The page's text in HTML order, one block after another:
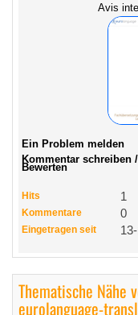
Avis
Ein Problem melden
Kommentar schreiben
Bewerten
Hits 1
Kommentare 0
Eingetragen seit
Thematische Nähe
eurolanguage-